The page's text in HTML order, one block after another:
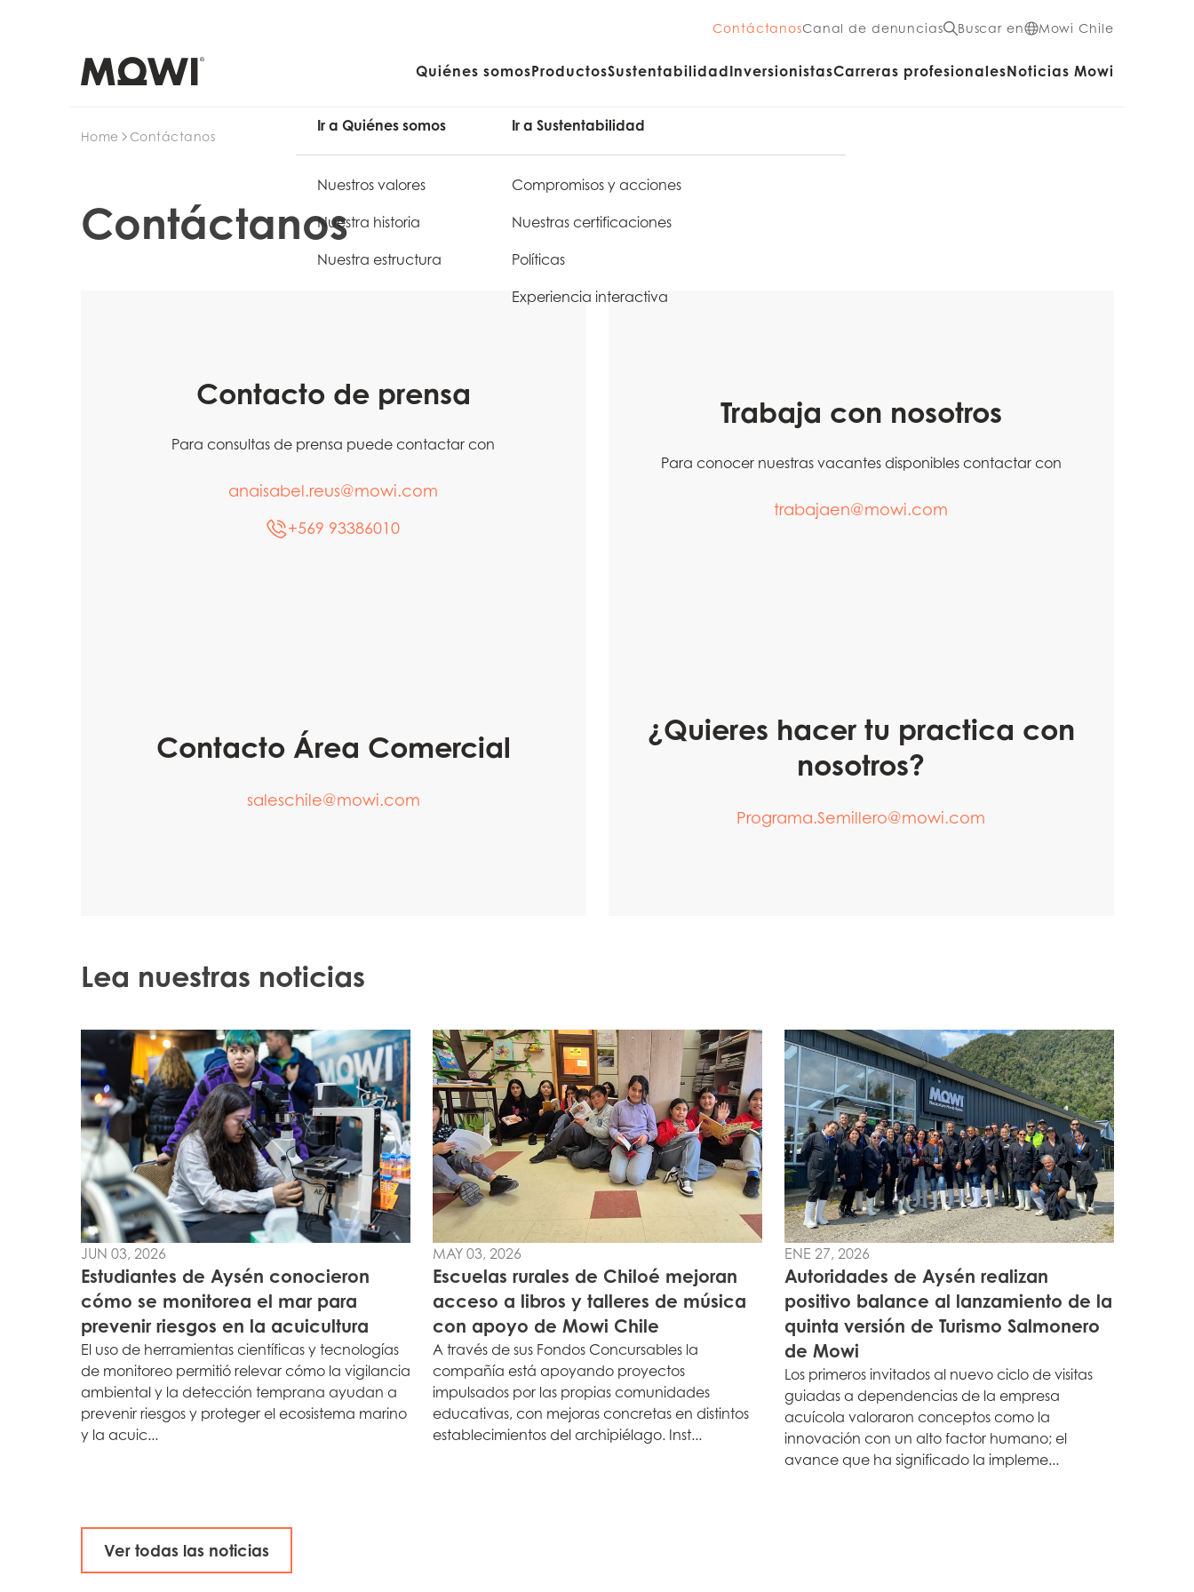
ContáctanosCanal de denuncias Buscar en Mowi Chile
Quiénes somos
Ir a Quiénes somos
Nuestros valores
Nuestra historia
Nuestra estructura
ProductosSustentabilidad
Ir a Sustentabilidad
Compromisos y acciones
Nuestras certificaciones
Políticas
Experiencia interactiva
InversionistasCarreras profesionalesNoticias Mowi
Asia
Home Contáctanos
Contáctanos
Contacto de prensa
Para consultas de prensa puede contactar con
anaisabel.reus@mowi.com
+569 93386010
Trabaja con nosotros
Para conocer nuestras vacantes disponibles contactar con
trabajaen@mowi.com
Contacto Área Comercial
saleschile@mowi.com
¿Quieres hacer tu practica con
nosotros?
Programa.Semillero@mowi.com
Lea nuestras noticias
JUN 03, 2026
Estudiantes de Aysén conocieron
cómo se monitorea el mar para
prevenir riesgos en la acuicultura
El uso de herramientas científicas y tecnologías
de monitoreo permitió relevar cómo la vigilancia
ambiental y la detección temprana ayudan a
prevenir riesgos y proteger el ecosistema marino
y la acuic...
MAY 03, 2026
Escuelas rurales de Chiloé mejoran
acceso a libros y talleres de música
con apoyo de Mowi Chile
A través de sus Fondos Concursables la
compañía está apoyando proyectos
impulsados por las propias comunidades
educativas, con mejoras concretas en distintos
establecimientos del archipiélago. Inst...
ENE 27, 2026
Autoridades de Aysén realizan
positivo balance al lanzamiento de la
quinta versión de Turismo Salmonero
de Mowi
Los primeros invitados al nuevo ciclo de visitas
guiadas a dependencias de la empresa
acuícola valoraron conceptos como la
innovación con un alto factor humano; el
avance que ha significado la impleme...
Ver todas las noticias